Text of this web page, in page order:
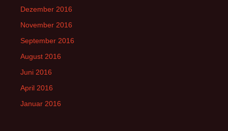
Dezember 2016
November 2016
September 2016
August 2016
Juni 2016
April 2016
Januar 2016